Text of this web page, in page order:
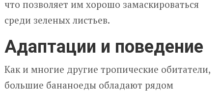
что позволяет им хорошо замаскироваться
среди зеленых листьев.
Адаптации и поведение
Как и многие другие тропические обитатели,
большие бананоеды обладают рядом